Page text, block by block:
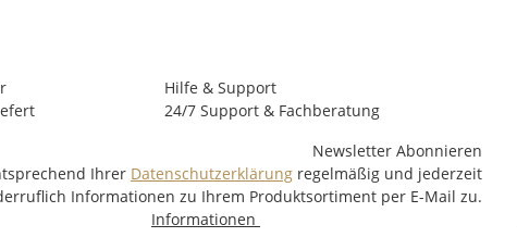
Hilfe & Support
24/7 Support & Fachberatung
Newsletter Abonnieren
Ihrer Datenschutzerklärung regelmäßig und jederzeit
Informationen zu Ihrem Produktsortiment per E-Mail zu.
Informationen